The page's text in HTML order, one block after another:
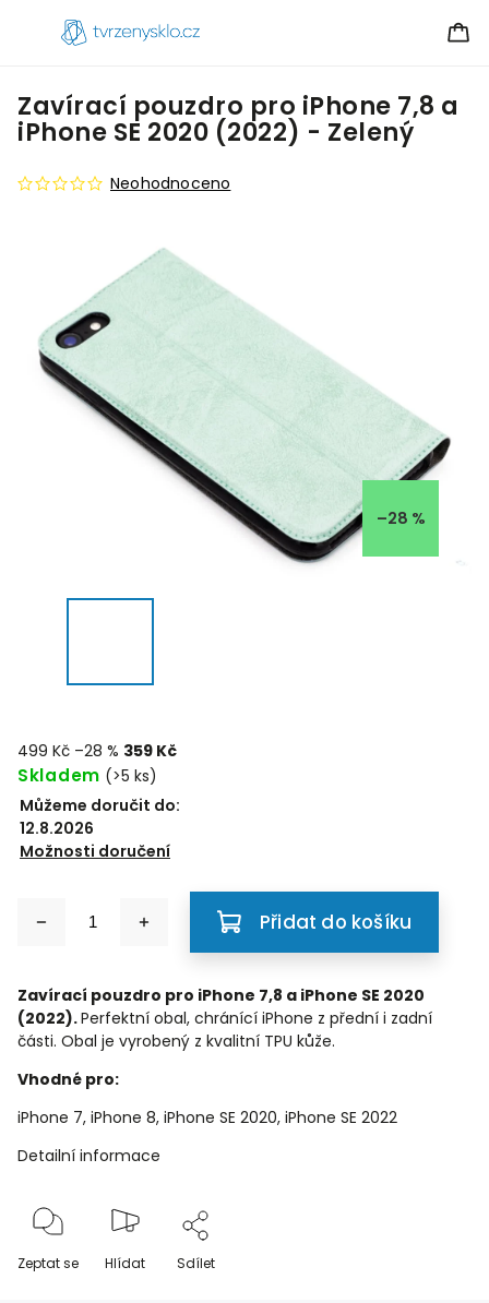
Zavírací pouzdro pro iPhone 7,8 a
iPhone SE 2020 (2022) - Zelený
Neohodnoceno
–28 %
499 Kč –28 % 359 Kč
Skladem (>5 ks)
Můžeme doručit do:
12.8.2026
Možnosti doručení
Přidat do košíku
Zavírací pouzdro pro iPhone 7,8 a iPhone SE 2020
(2022).Perfektní obal, chránící iPhone z přední i zadní
části. Obal je vyrobený z kvalitní TPU kůže.
Vhodné pro:
iPhone 7, iPhone 8, iPhone SE 2020, iPhone SE 2022
Detailní informace
Zeptat se Hlídat Sdílet